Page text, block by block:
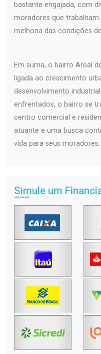
bastante engajada, com
moradores que
melhoria das condições
Em suma, o bairro Areal
ligada ao crescimento
desenvolvimento
enfrentados, o bairro se
centro comercial e
atuante e uma busca
vida para seus moradores.
Simule um